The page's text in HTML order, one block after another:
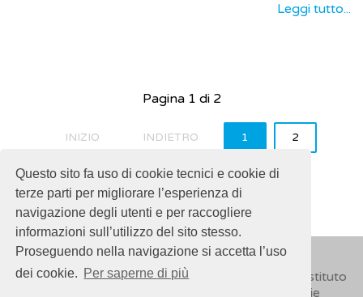
Questo sito fa uso di cookie tecnici e cookie di
terze parti per migliorare l’esperienza di
navigazione degli utenti e per raccogliere
informazioni sull’utilizzo del sito stesso.
Proseguendo nella navigazione si accetta l’uso
dei cookie. Per saperne di più
Leggi tutto...
Pagina 1 di 2
INIZIO INDIETRO 1 2
AVANTI FINE
© 2018ISSalute - Sito sviluppato e gestito dall’Istituto
Cookie